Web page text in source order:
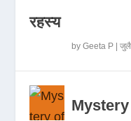
रहस्य
byGeeta P |